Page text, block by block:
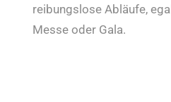
reibungslose Abläufe,
Messe oder Gala.